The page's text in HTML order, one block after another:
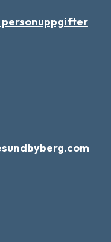
personuppgifter